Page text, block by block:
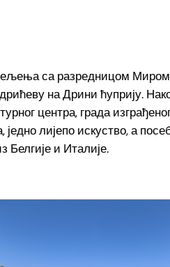
са разредницом
на Дрини ћуприју.
центра, града
једно лијепо искуство, а
Белгије и Италије.